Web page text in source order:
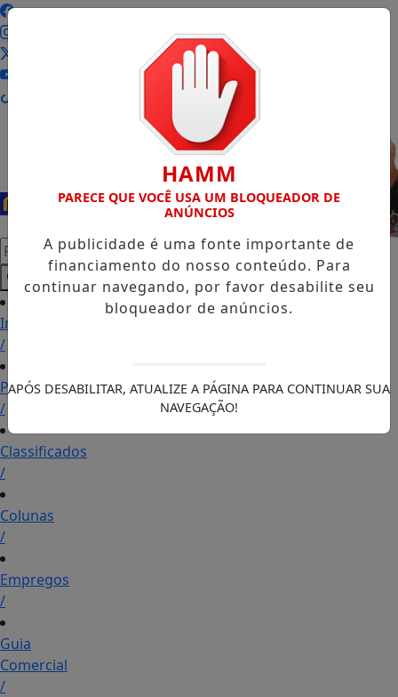
Pesquisar Notícia
Início
/
Podcasts
/
Classificados
/
Colunas
/
Empregos
/
Guia
Comercial
/
HAMM
PARECE QUE VOCÊ USA UM BLOQUEADOR DE
ANÚNCIOS
A publicidade é uma fonte importante de
financiamento do nosso conteúdo. Para
continuar navegando, por favor desabilite seu
bloqueador de anúncios.
APÓS DESABILITAR, ATUALIZE A PÁGINA PARA CONTINUAR SUA
NAVEGAÇÃO!